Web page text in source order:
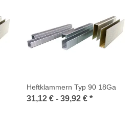
Heftklammern Typ 90 18Ga
31,12 € - 39,92 € *